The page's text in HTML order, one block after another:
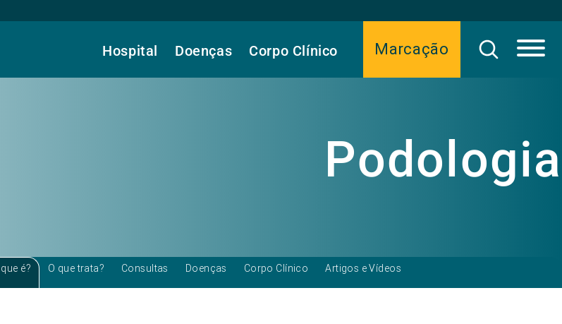
Marcação
Hospital Doenças Corpo Clínico
Podologia
é? O que trata? Consultas Doenças Corpo Clínico Artigos e Vídeos